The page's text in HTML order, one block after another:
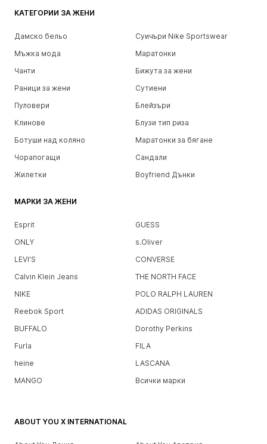
КАТЕГОРИИ ЗА ЖЕНИ
Дамско бельо
Суичъри Nike Sportswear
Мъжка мода
Маратонки
Чанти
Бижута за жени
Раници за жени
Сутиени
Пуловери
Блейзъри
Клинове
Блузи тип риза
Ботуши над коляно
Маратонки за бягане
Чорапогащи
Сандали
Жилетки
Boyfriend Дънки
МАРКИ ЗА ЖЕНИ
Esprit
GUESS
ONLY
s.Oliver
LEVI'S
CONVERSE
Calvin Klein Jeans
THE NORTH FACE
NIKE
POLO RALPH LAUREN
Reebok Sport
ADIDAS ORIGINALS
BUFFALO
Dorothy Perkins
Furla
FILA
heine
LASCANA
MANGO
Всички марки
ABOUT YOU X INTERNATIONAL